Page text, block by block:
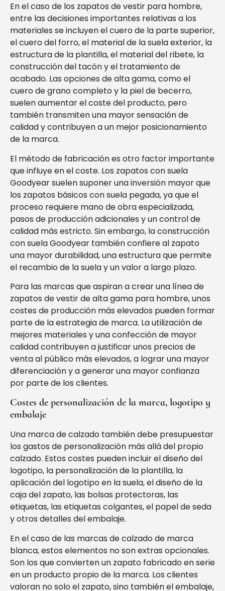
En el caso de los zapatos de vestir para hombre,
entre las decisiones importantes relativas a los
materiales se incluyen el cuero de la parte superior,
el cuero del forro, el material de la suela exterior, la
estructura de la plantilla, el material del ribete, la
construcción del tacón y el tratamiento de
acabado. Las opciones de alta gama, como el
cuero de grano completo y la piel de becerro,
suelen aumentar el coste del producto, pero
también transmiten una mayor sensación de
calidad y contribuyen a un mejor posicionamiento
de la marca.
El método de fabricación es otro factor importante
que influye en el coste. Los zapatos con suela
Goodyear suelen suponer una inversión mayor que
los zapatos básicos con suela pegada, ya que el
proceso requiere mano de obra especializada,
pasos de producción adicionales y un control de
calidad más estricto. Sin embargo, la construcción
con suela Goodyear también confiere al zapato
una mayor durabilidad, una estructura que permite
el recambio de la suela y un valor a largo plazo.
Para las marcas que aspiran a crear una línea de
zapatos de vestir de alta gama para hombre, unos
costes de producción más elevados pueden formar
parte de la estrategia de marca. La utilización de
mejores materiales y una confección de mayor
calidad contribuyen a justificar unos precios de
venta al público más elevados, a lograr una mayor
diferenciación y a generar una mayor confianza
por parte de los clientes.
Costes de personalización de la marca, logotipo y
embalaje
Una marca de calzado también debe presupuestar
los gastos de personalización más allá del propio
calzado. Estos costes pueden incluir el diseño del
logotipo, la personalización de la plantilla, la
aplicación del logotipo en la suela, el diseño de la
caja del zapato, las bolsas protectoras, las
etiquetas, las etiquetas colgantes, el papel de seda
y otros detalles del embalaje.
En el caso de las marcas de calzado de marca
blanca, estos elementos no son extras opcionales.
Son los que convierten un zapato fabricado en serie
en un producto propio de la marca. Los clientes
valoran no solo el zapato, sino también el embalaje,